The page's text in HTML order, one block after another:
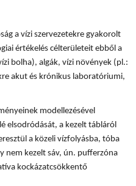
a vízi szervezetekre gyakorolt
értékelés célterületeit ebből a
bolha), algák, vízi növények (pl.:
akut és krónikus laboratóriumi,
modellezésével
elsodródását, a kezelt tábláról
a közeli vízfolyásba, tóba
nem kezelt sáv, ún. pufferzóna
kockázatcsökkentő